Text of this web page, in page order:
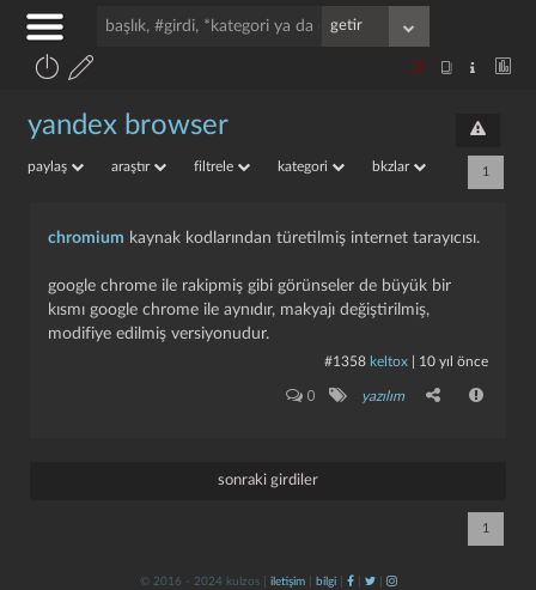
yandex browser
paylaş araştır filtrele kategori bkzlar 1
chromium kaynak kodlarından türetilmiş internet tarayıcısı.
google chrome ile rakipmiş gibi görünseler de büyük bir
kısmı google chrome ile aynıdır, makyajı değiştirilmiş,
modifiye edilmiş versiyonudur.
#1358 keltox 10 yıl önce
0 yazılım
sonraki girdiler
1
© 2016 - 2024 kulzos | iletişim| bilgi| | |